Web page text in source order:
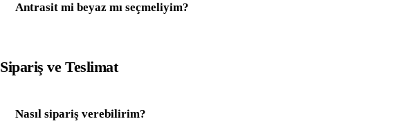
Antrasit mi beyaz mı seçmeliyim?
Sipariş ve Teslimat
Nasıl sipariş verebilirim?